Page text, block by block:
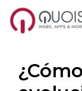
Saltar
contenido